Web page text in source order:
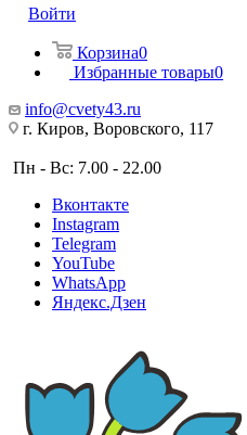
Войти
Корзина0
Избранные товары0
info@cvety43.ru
г. Киров, Воровского, 117
Пн - Вс: 7.00 - 22.00
Вконтакте
Instagram
Telegram
YouTube
WhatsApp
Яндекс.Дзен